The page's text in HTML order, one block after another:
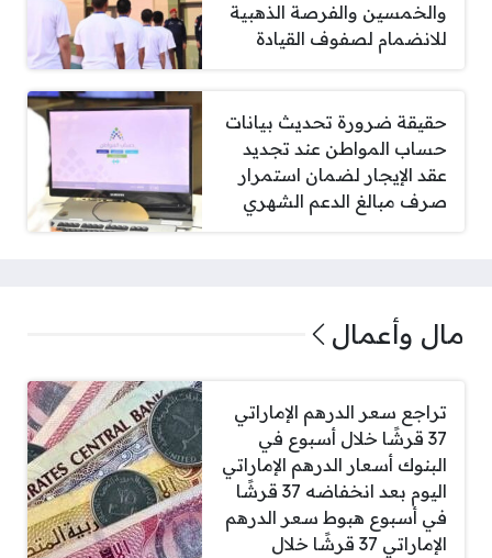
والخمسين والفرصة الذهبية
للانضمام لصفوف القيادة
حقيقة ضرورة تحديث بيانات
حساب المواطن عند تجديد
عقد الإيجار لضمان استمرار
صرف مبالغ الدعم الشهري
مال وأعمال
تراجع سعر الدرهم الإماراتي
37 قرشًا خلال أسبوع في
البنوك أسعار الدرهم الإماراتي
اليوم بعد انخفاضه 37 قرشًا
في أسبوع هبوط سعر الدرهم
الإماراتي 37 قرشًا خلال